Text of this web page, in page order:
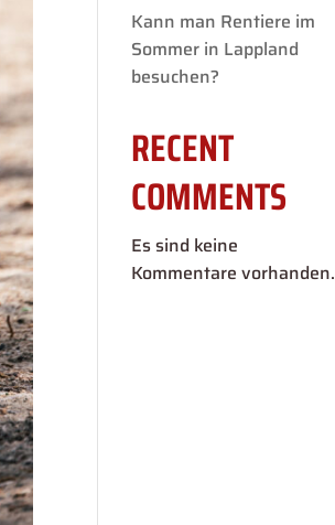
Kann man Rentiere im
Sommer in Lappland
besuchen?
RECENT
COMMENTS
Es sind keine
Kommentare vorhanden.